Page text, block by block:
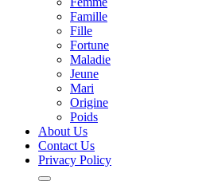
Famille
Fille
Fortune
Maladie
Jeune
Mari
Origine
Poids
About Us
Contact Us
Privacy Policy